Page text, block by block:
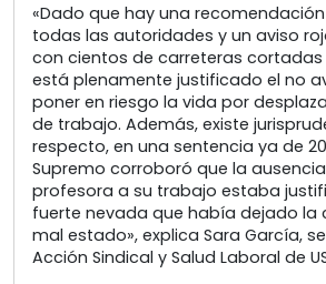
«Dado que hay una
todas las autoridades y un aviso
con cientos de carreteras
está plenamente justificado el no
poner en riesgo la vida por
de trabajo. Además, existe
respecto, en una sentencia ya de
Supremo corroboró que la
profesora a su trabajo estaba
fuerte nevada que había dejado la
mal estado», explica Sara García,
Acción Sindical y Salud Laboral de